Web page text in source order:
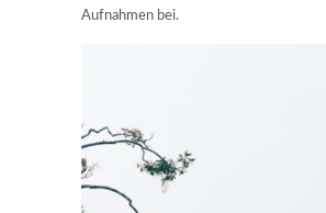
Aufnahmen bei.